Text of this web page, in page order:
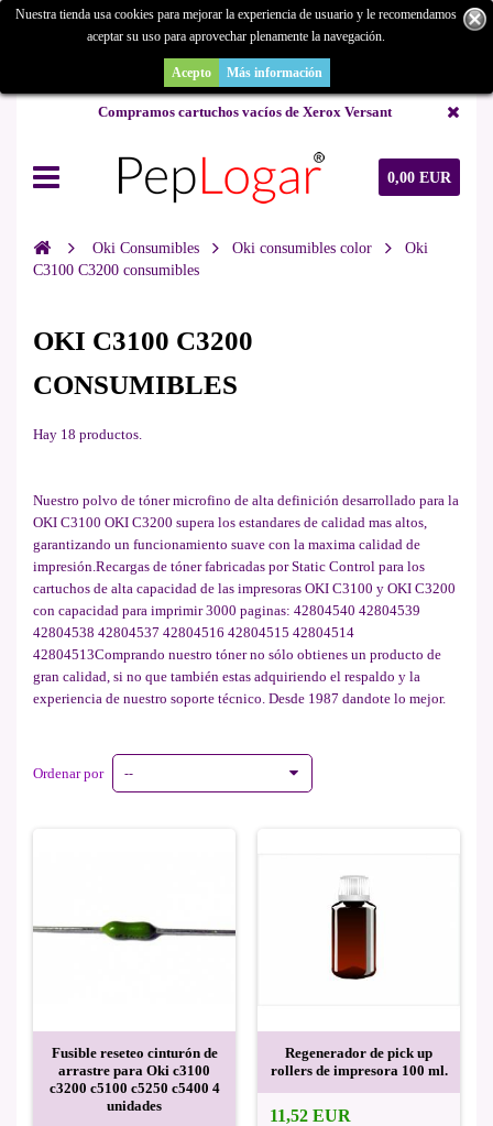
¿Buscas un repuesto de copiadora o buscas una de ocasión y no la
encuentras? Consúltanos.
Compramos cartuchos vacíos de Xerox Versant
0,00 EUR
Nuestra tienda usa cookies para mejorar la experiencia de usuario y le recomendamos
aceptar su uso para aprovechar plenamente la navegación.
Acepto Más información
Oki Consumibles Oki consumibles color
Oki
C3100 C3200 consumibles
OKI C3100 C3200
CONSUMIBLES
Hay 18 productos.
Nuestro polvo de tóner microfino de alta definición desarrollado para la
OKI C3100 OKI C3200 supera los estandares de calidad mas altos,
garantizando un funcionamiento suave con la maxima calidad de
impresión.Recargas de tóner fabricadas por Static Control para los
cartuchos de alta capacidad de las impresoras OKI C3100 y OKI C3200
con capacidad para imprimir 3000 paginas: 42804540 42804539
42804538 42804537 42804516 42804515 42804514
42804513Comprando nuestro tóner no sólo obtienes un producto de
gran calidad, si no que también estas adquiriendo el respaldo y la
experiencia de nuestro soporte técnico. Desde 1987 dandote lo mejor.
Ordenar por --
Fusible reseteo cinturón de
arrastre para Oki c3100
c3200 c5100 c5250 c5400 4
unidades
Regenerador de pick up
rollers de impresora 100 ml.
11,52 EUR